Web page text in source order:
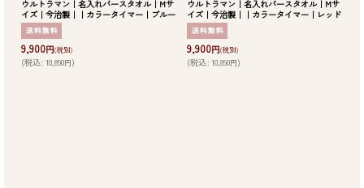
ウルトラマン｜名入れバースタオル｜Mサ
イズ｜今治製｜｜カラータイマー｜ブルー
9,900円(税別)
(税込: 10,890円)
ウルトラマン｜名入れバースタオル｜Mサ
イズ｜今治製｜｜カラータイマー｜レッド
9,900円(税別)
(税込: 10,890円)